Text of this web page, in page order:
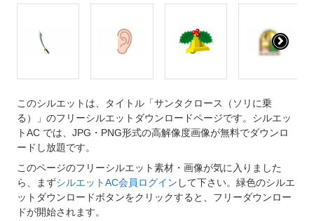
このシルエットは、タイトル「サンタクロース（ソリに乗
る）」のフリーシルエットダウンロードページです。シルエッ
トAC では、JPG・PNG形式の高解像度画像が無料でダウンロ
ードし放題です。
このページのフリーシルエット素材・画像が気に入りました
ら、まずシルエットAC会員ログイン して下さい。緑色のシルエ
ットダウンロードボタンをクリックすると、フリーダウンロー
ドが開始されます。